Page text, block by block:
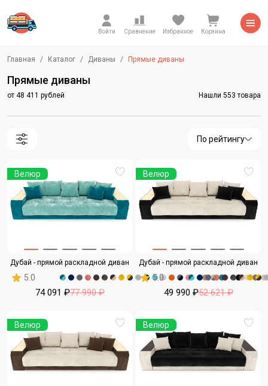
Войти Сравнение Избранное Корзина
Главная Каталог Диваны Прямые диваны
Прямые диваны
от 48 411 рублей Нашли 553 товара
По рейтингу
Велюр
Дубай - прямой раскладной диван
5.0
74 091 ₽77 990 ₽
Велюр
Дубай - прямой раскладной диван
5.0
49 990 ₽52 621 ₽
Велюр Велюр